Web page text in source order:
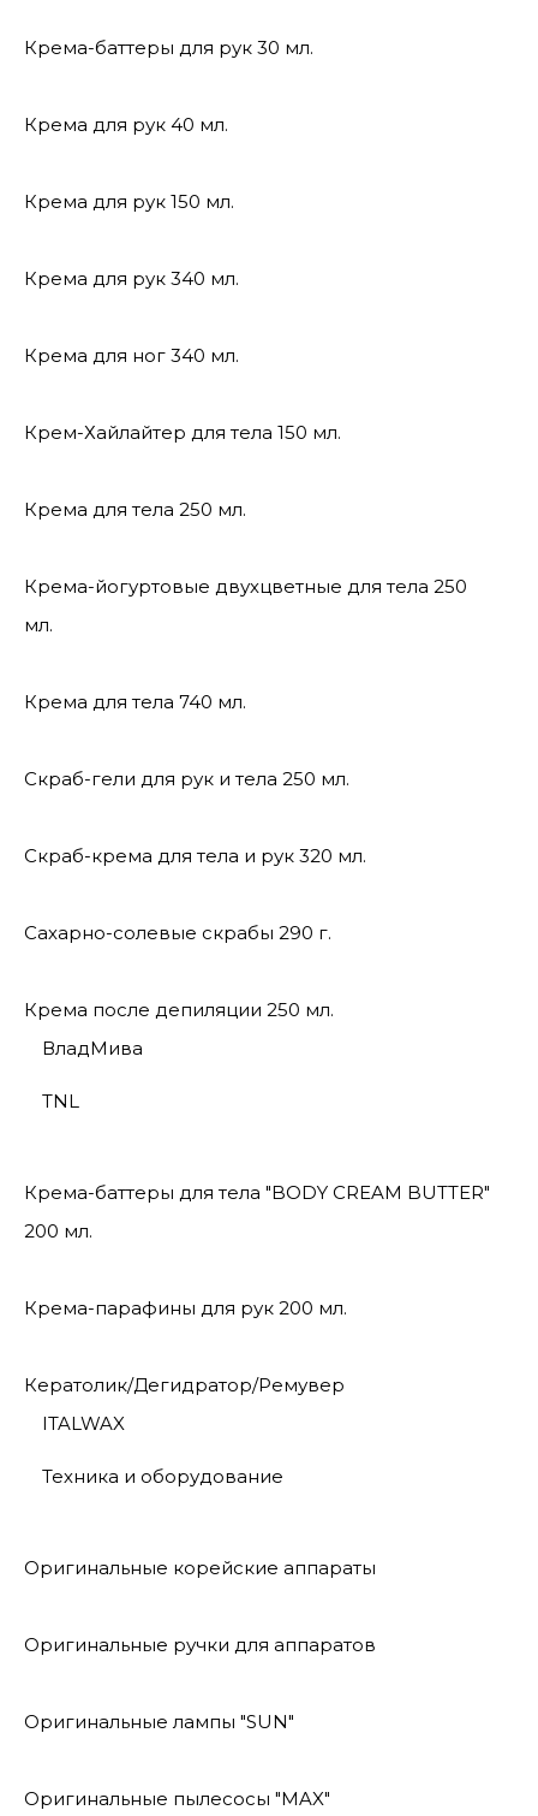
Крема-баттеры для рук 30 мл.
Крема для рук 40 мл.
Крема для рук 150 мл.
Крема для рук 340 мл.
Крема для ног 340 мл.
Крем-Хайлайтер для тела 150 мл.
Крема для тела 250 мл.
Крема-йогуртовые двухцветные для тела 250
мл.
Крема для тела 740 мл.
Скраб-гели для рук и тела 250 мл.
Скраб-крема для тела и рук 320 мл.
Сахарно-солевые скрабы 290 г.
Крема после депиляции 250 мл.
ВладМива
TNL
Крема-баттеры для тела "BODY CREAM BUTTER"
200 мл.
Крема-парафины для рук 200 мл.
Кератолик/Дегидратор/Ремувер
ITALWAX
Техника и оборудование
Оригинальные корейские аппараты
Оригинальные ручки для аппаратов
Оригинальные лампы "SUN"
Оригинальные пылесосы "MAX"